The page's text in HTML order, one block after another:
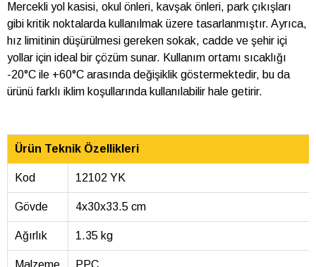
Mercekli yol kasisi, okul önleri, kavşak önleri, park çıkışları
gibi kritik noktalarda kullanılmak üzere tasarlanmıştır. Ayrıca,
hız limitinin düşürülmesi gereken sokak, cadde ve şehir içi
yollar için ideal bir çözüm sunar. Kullanım ortamı sıcaklığı
-20°C ile +60°C arasında değişiklik göstermektedir, bu da
ürünü farklı iklim koşullarında kullanılabilir hale getirir.
Ürün Teknik Özellikleri
Kod 12102 YK
Gövde 4x30x33.5 cm
Ağırlık 1.35 kg